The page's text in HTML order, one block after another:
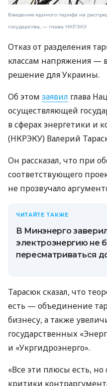
Введение единого тарифа на
государства, — глава НКРЭКУ
Отказ от разделения
классам напряжения —
решение для Украины.
Об этом заявил глава
осуществляющей
в сферах энергетики и
(НКРЭКУ) Валерий
Он рассказал, что при
соответствующего
не прозвучало
ЧИТАЙТЕ ТАКЖЕ
В Минэнерго
электроэнергию не
пересматриваться
Тарасюк сказал, что
есть — объединение
бизнесу, а также
государственных
и «Укргидроэнерго».
«Все эти плюсы есть,
критики